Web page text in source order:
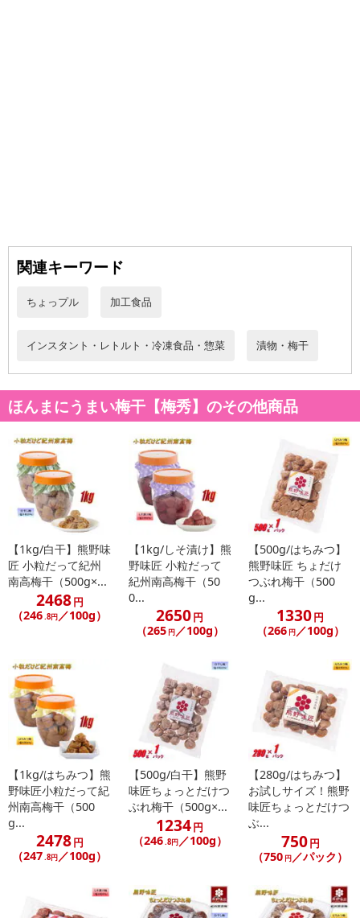
めします。
注意事項
【賞味・消費期限のある商品について】
のでご了承ください。
【キャンセルについて】
記載されている内容を必ずご確認いただき、お届けする商品セット
にご納得いただきましたうえでお申し込みください。
※パッケージ変更や商品リニューアル（成分など含む）等により、
参考の掲載画像や画像内のバーコードなど、お届け商品と多少異な
る場合がございます。
また、[新たな加工食品の原料原産地表示制度]の経過措置期間の終
了により、商品詳細内に記載の原産国・原材料の表記が旧表記の場
合がございます。
あらかじめご了承いただいた上でお申込みください。なお、本理由
によるお申込み後のキャンセル・返品交換は対応いたしかねます。
※お支払い方法は、電話料金合算払い、クレジットカード払い、dポ
イントがご利用いただけます。
【発送・お届け・商品について】
※お申込み頂きました商品の同梱、お届けの日時指定はいたしかね
※お客様のご都合でお受取りいただけない場合、商品の再発送や返
金はいたしかねます。
また、お届け日時のご指定は、お受けできません。宅配業者からの
不在票にてご対応ください。
※発送予定日は前後する場合がございます。また商品によって発送
※dショッピングサンプル百貨店よりお届けする商品は、ご利用いた
だいた後のご感想をいただくことを目的としており、転売等は固く
関連キーワード
ちょっプル 加工食品
インスタント・レトルト・冷凍食品・惣菜 漬物・梅干
ほんまにうまい梅干【梅秀】のその他商品
【1kg/白干】熊野味
匠 小粒だって紀州
南高梅干（500g×...
2468円
（246.8円／100g）
【1kg/しそ漬け】熊
野味匠 小粒だって
紀州南高梅干（50
0...
2650円
（265 円／100g）
【500g/はちみつ】
熊野味匠 ちょだけ
つぶれ梅干（500
g...
1330円
（266 円／100g）
【1kg/はちみつ】熊
野味匠小粒だって紀
州南高梅干（500
g...
2478円
（247.8円 ／100g）
【500g/白干】熊野
味匠ちょっとだけつ
ぶれ梅干（500g×...
1234円
（246.8円／100g）
【280g/はちみつ】
お試しサイズ！熊野
味匠ちょっとだけつ
ぶ...
750円
（750 円 ／パック）